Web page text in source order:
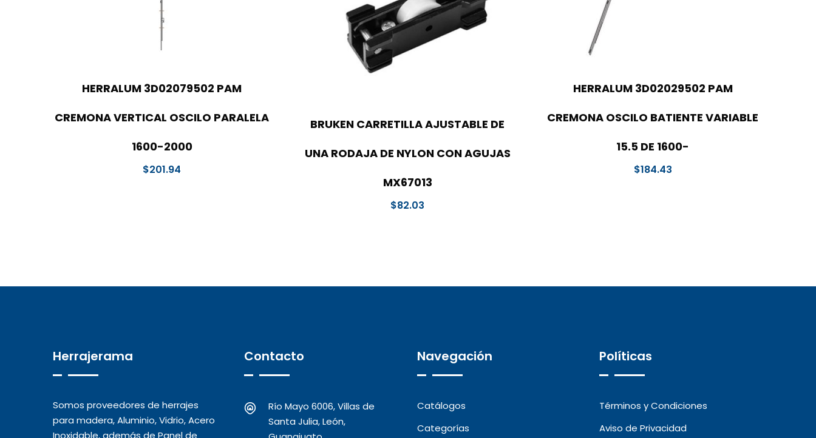
HERRALUM 3D02079502 PAM
CREMONA VERTICAL OSCILO PARALELA
1600-2000
$201.94
BRUKEN CARRETILLA AJUSTABLE DE
UNA RODAJA DE NYLON CON AGUJAS
MX67013
$82.03
HERRALUM 3D02029502 PAM
CREMONA OSCILO BATIENTE VARIABLE
15.5 DE 1600-
$184.43
Herrajerama
Somos proveedores de herrajes
para madera, Aluminio, Vidrio, Acero
Contacto
Río Mayo 6006, Villas de
Santa Julia, León,
Navegación
Catálogos
Categorías
Políticas
Términos y Condiciones
Aviso de Privacidad